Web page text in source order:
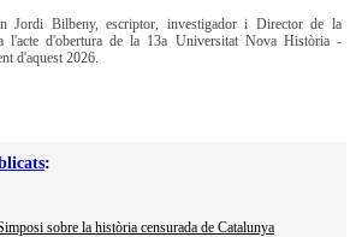
Jordi Bilbeny, escriptor, investigador i Director de la
l'acte d'obertura de la 13a Universitat Nova Història -
d'aquest 2026.
:
sobre la història censurada de Catalunya